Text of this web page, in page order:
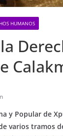
HUMANOS
y Popular de
varios tramos